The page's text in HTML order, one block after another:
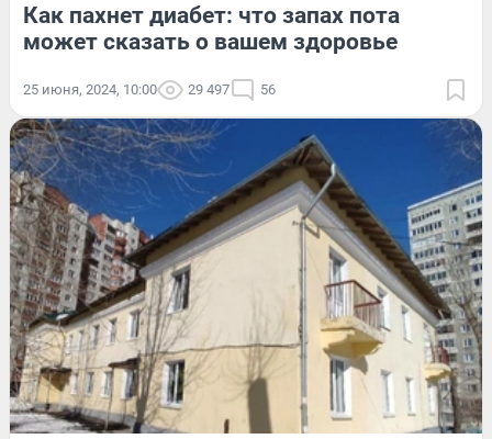
Как пахнет диабет: что запах пота
может сказать о вашем здоровье
25 июня, 2024, 10:00 29 497 56